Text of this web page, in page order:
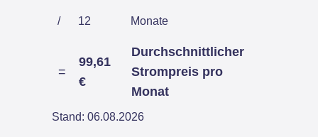
/ 12 Monate
=
99,61
€
Durchschnittlicher
Strompreis pro
Monat
Stand: 06.08.2026